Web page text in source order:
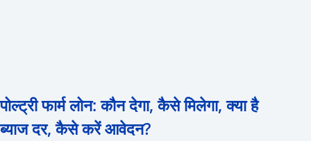
पोल्ट्री फार्म लोन: कौन देगा, कैसे मिलेगा, क्या है
ब्याज दर, कैसे करें आवेदन?